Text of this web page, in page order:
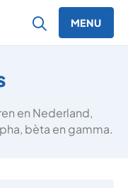
MENU
en Nederland,
bèta en gamma.